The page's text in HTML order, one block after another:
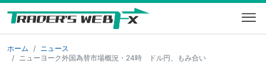
ホーム
ニュース
ニューヨーク外国為替市場概況・24時 ドル円、もみ合い